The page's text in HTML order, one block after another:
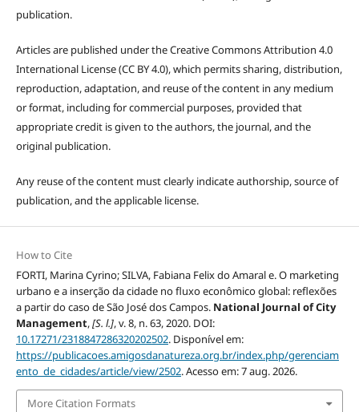
publication.
Articles are published under the Creative Commons Attribution 4.0
International License (CC BY 4.0), which permits sharing, distribution,
reproduction, adaptation, and reuse of the content in any medium
or format, including for commercial purposes, provided that
appropriate credit is given to the authors, the journal, and the
original publication.
Any reuse of the content must clearly indicate authorship, source of
publication, and the applicable license.
How to Cite
FORTI, Marina Cyrino; SILVA, Fabiana Felix do Amaral e. O marketing
urbano e a inserção da cidade no fluxo econômico global: reflexões
a partir do caso de São José dos Campos. National Journal of City
Management,[S. l.], v. 8, n. 63, 2020. DOI:
10.17271/2318847286320202502. Disponível em:
https://publicacoes.amigosdanatureza.org.br/index.php/gerenciam
ento_de_cidades/article/view/2502. Acesso em: 7 aug. 2026.
More Citation Formats